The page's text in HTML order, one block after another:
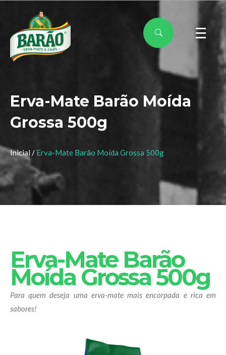
Erva-Mate Barão Moída
Grossa 500g
Inicial / Erva-Mate Barão Moída Grossa 500g
Erva-Mate Barão
Moída Grossa 500g
Para quem deseja uma erva-mate mais encorpada e rica em
sabores!